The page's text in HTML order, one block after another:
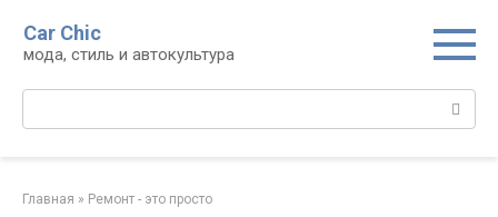
контенту
Car Chic
мода, стиль и автокультура
Поиск:
Главная » Ремонт - это просто